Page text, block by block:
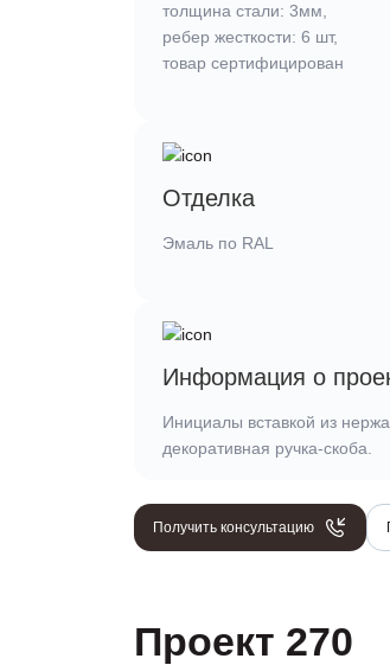
толщина стали: 3мм,
ребер жесткости: 6 шт,
товар сертифицирован
Отделка
Эмаль по RAL
Информация о
Инициалы вставкой из
декоративная ручка-скоба.
Получить консультацию
Проект 270